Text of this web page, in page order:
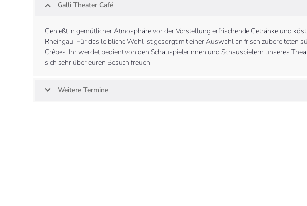
Galli Theater Café
Genießt in gemütlicher Atmosphäre vor der Vorstellung erfrischende Getränke und
Rheingau. Für das leibliche Wohl ist gesorgt mit einer Auswahl an frisch zubereiteten
Crêpes. Ihr werdet bedient von den Schauspielerinnen und Schauspielern unseres
sich sehr über euren Besuch freuen.
Weitere Termine